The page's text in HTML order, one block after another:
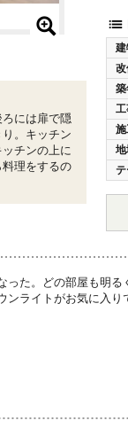
建
改
築
工
施
地
テ
には扉で隠
。キッチン
チンの上に
理をするの
った。どの部屋も明
ライトがお気に入り